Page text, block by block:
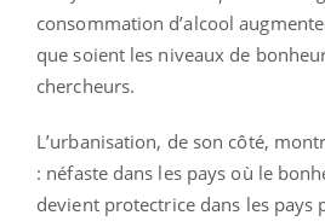
consommation d’alcool
que soient les niveaux de
chercheurs.
L’urbanisation, de son côté,
: néfaste dans les pays où le
devient protectrice dans les pays